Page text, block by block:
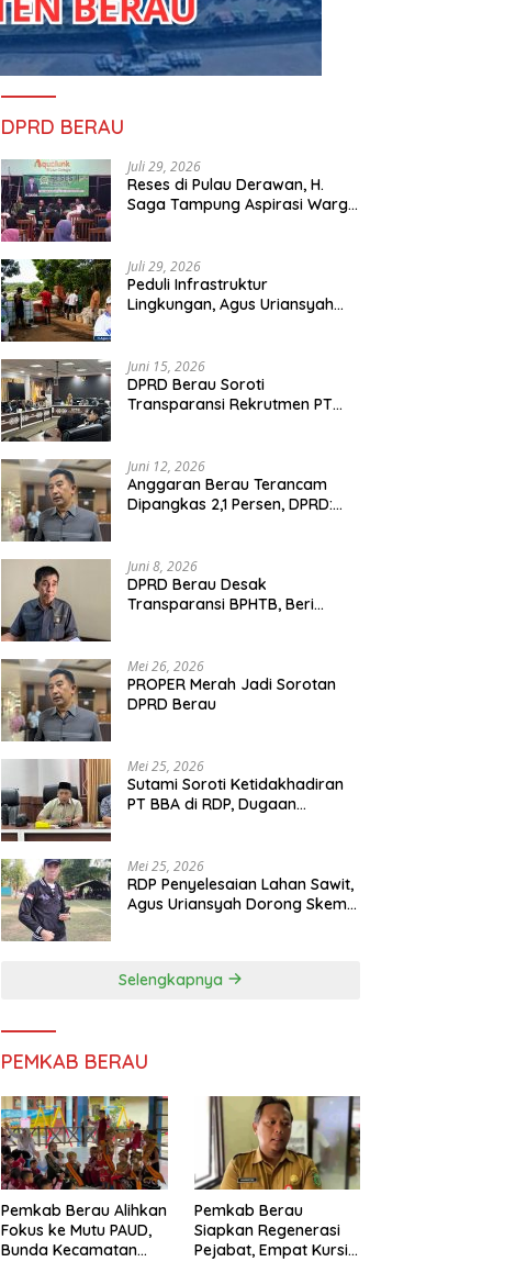
DPRD BERAU
Juli 29, 2026
Reses di Pulau Derawan, H.
Saga Tampung Aspirasi Warga
Juli 29, 2026
Peduli Infrastruktur
Lingkungan, Agus Uriansyah
Juni 15, 2026
DPRD Berau Soroti
Transparansi Rekrutmen PT
Juni 12, 2026
Anggaran Berau Terancam
Dipangkas 2,1 Persen, DPRD:
Juni 8, 2026
DPRD Berau Desak
Transparansi BPHTB, Beri
Mei 26, 2026
PROPER Merah Jadi Sorotan
DPRD Berau
Mei 25, 2026
Sutami Soroti Ketidakhadiran
PT BBA di RDP, Dugaan
Mei 25, 2026
RDP Penyelesaian Lahan Sawit,
Agus Uriansyah Dorong Skema
Selengkapnya
PEMKAB BERAU
Pemkab Berau Alihkan
Fokus ke Mutu PAUD,
Bunda Kecamatan
Pemkab Berau
Siapkan Regenerasi
Pejabat, Empat Kursi